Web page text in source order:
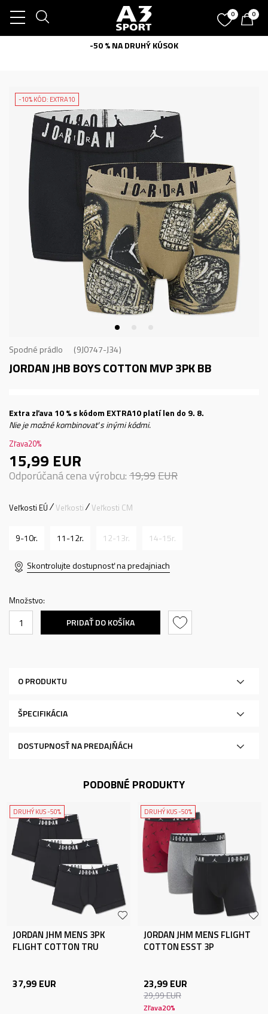
0 0
-50 % NA DRUHÝ KÚSOK
-10% KÓD: EXTRA10
Spodné prádlo 9J0747-J34
JORDAN JHB BOYS COTTON MVP 3PK BB
Extra zľava 10 % s kódom EXTRA10 platí len do 9. 8.
Nie je možné kombinovať s inými kódmi.
Zľava20%
15,99 EUR
Odporúčaná cena výrobcu:19,99EUR
Veľkosti EÚ Veľkosti Veľkosti CM
9-10r. 11-12r. 12-13r. 14-15r.
Skontrolujte dostupnosť na predajniach
Množstvo:
PRIDAŤ DO KOŠÍKA
O PRODUKTU
ŠPECIFIKÁCIA
DOSTUPNOSŤ NA PREDAJŇÁCH
PODOBNÉ PRODUKTY
DRUHÝ KUS -50%
JORDAN JHM MENS 3PK
FLIGHT COTTON TRU
37,99 EUR
DRUHÝ KUS -50%
JORDAN JHM MENS FLIGHT
COTTON ESST 3P
23,99 EUR
29,99EUR
Zľava20%